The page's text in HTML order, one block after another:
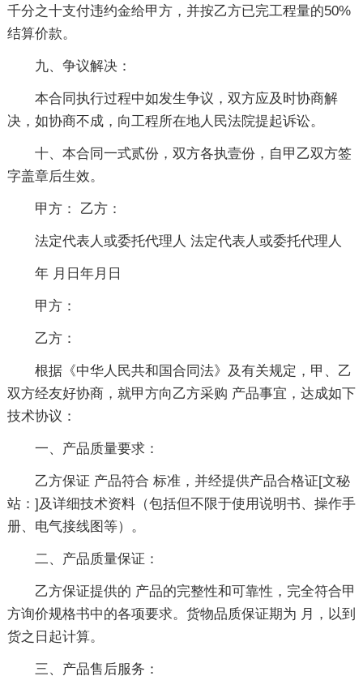
千分之十支付违约金给甲方，并按乙方已完工程量的50%
结算价款。
九、争议解决：
本合同执行过程中如发生争议，双方应及时协商解
决，如协商不成，向工程所在地人民法院提起诉讼。
十、本合同一式贰份，双方各执壹份，自甲乙双方签
字盖章后生效。
甲方： 乙方：
法定代表人或委托代理人 法定代表人或委托代理人
年 月日年月日
甲方：
乙方：
根据《中华人民共和国合同法》及有关规定，甲、乙
双方经友好协商，就甲方向乙方采购 产品事宜，达成如下
技术协议：
一、产品质量要求：
乙方保证 产品符合 标准，并经提供产品合格证[文秘
站：]及详细技术资料（包括但不限于使用说明书、操作手
册、电气接线图等）。
二、产品质量保证：
乙方保证提供的 产品的完整性和可靠性，完全符合甲
方询价规格书中的各项要求。货物品质保证期为 月，以到
货之日起计算。
三、产品售后服务：